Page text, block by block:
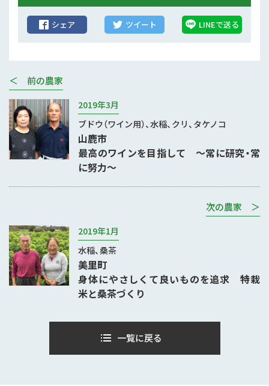
シェア ツイート LINEで送る
＜ 前の農家
2019年3月
ブドウ（ワイン用）、水稲、クリ、タケノコ
山鹿市
最高のワインを目指して ～常に研究・常
に努力～
次の農家 ＞
2019年1月
水稲、桑茶
美里町
身体にやさしくて良いものを追求 特栽
米と桑茶づくり
一覧に戻る